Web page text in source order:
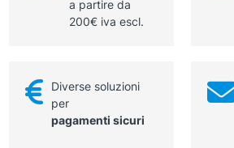
a partire da
200€ iva escl.
Diverse soluzioni
per
pagamenti sicuri